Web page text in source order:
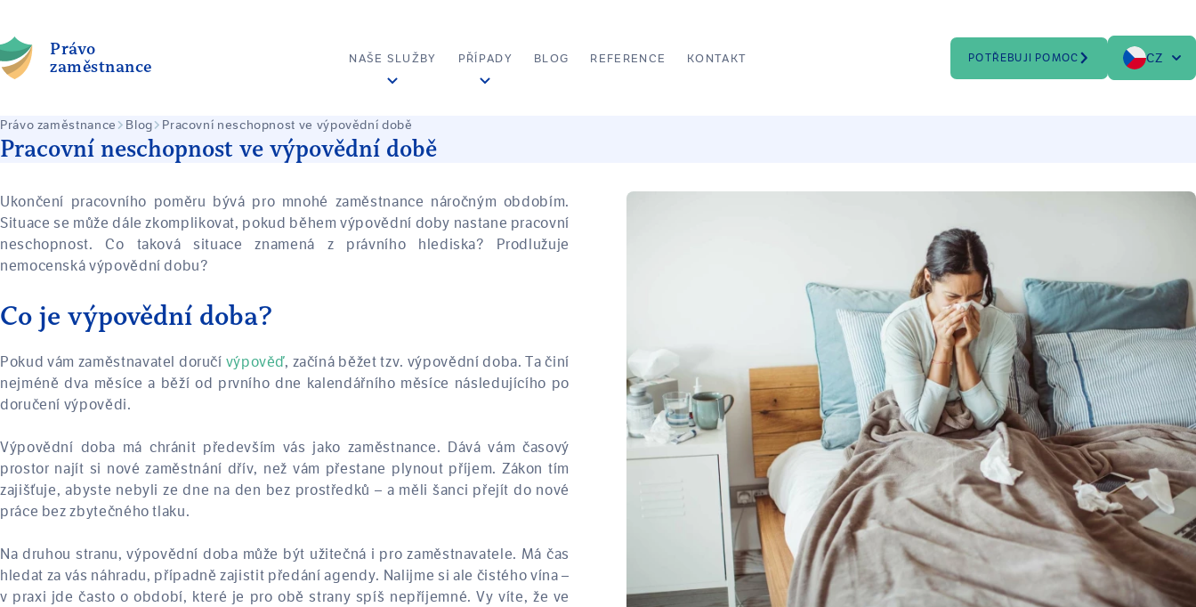
Právo
zaměstnance
NAŠE SLUŽBY PŘÍPADY BLOG REFERENCE KONTAKT POTŘEBUJI POMOC Zvolte jazyk
CZ
Pracovní neschopnost ve výpovědní době
Právo zaměstnance Blog Pracovní neschopnost ve výpovědní době
Ukončení pracovního poměru bývá pro mnohé zaměstnance náročným obdobím.
Situace se může dále zkomplikovat, pokud během výpovědní doby nastane pracovní
neschopnost. Co taková situace znamená z právního hlediska? Prodlužuje
nemocenská výpovědní dobu?
Co je výpovědní doba?
Pokud vám zaměstnavatel doručí výpověď, začíná běžet tzv. výpovědní doba. Ta činí
nejméně dva měsíce a běží od prvního dne kalendářního měsíce následujícího po
doručení výpovědi.
Výpovědní doba má chránit především vás jako zaměstnance. Dává vám časový
prostor najít si nové zaměstnání dřív, než vám přestane plynout příjem. Zákon tím
zajišťuje, abyste nebyli ze dne na den bez prostředků – a měli šanci přejít do nové
práce bez zbytečného tlaku.
Na druhou stranu, výpovědní doba může být užitečná i pro zaměstnavatele. Má čas
hledat za vás náhradu, případně zajistit předání agendy. Nalijme si ale čistého vína –
v praxi jde často o období, které je pro obě strany spíš nepříjemné. Vy víte, že ve